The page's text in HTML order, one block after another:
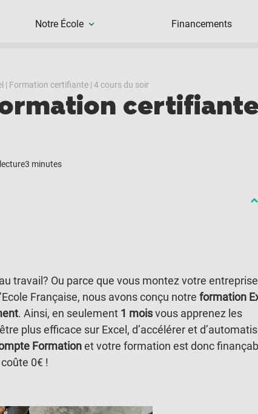
Notre École Financements
| Formation certifiante | 4 cours du soir
3 minutes
travail? Ou parce que vous montez votre
Française, nous avons conçu notre formation
. Ainsi, en seulement 1 moisvous apprenez les
plus efficace sur Excel, d’accélérer et
Formationet votre formation est donc
0€ !